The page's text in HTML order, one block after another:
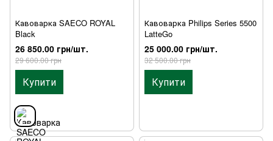
Кавоварка SAECO ROYAL
Black
26 850.00 грн/шт.
29 600.00 грн
Купити
Кавоварка Philips Series 5500
LatteGo
25 000.00 грн/шт.
32 500.00 грн
Купити